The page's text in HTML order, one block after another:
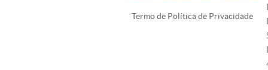
Termo de Política de Privacidade